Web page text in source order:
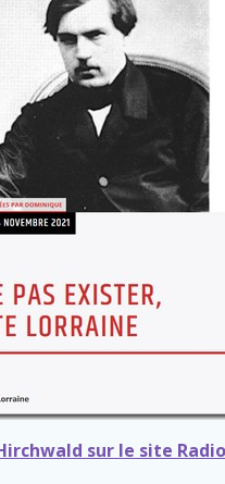
sur le site